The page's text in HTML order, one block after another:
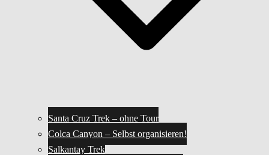
Santa Cruz Trek – ohne Tour
Colca Canyon – Selbst organisieren!
Salkantay Trek